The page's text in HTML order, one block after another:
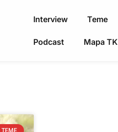
Interview Teme
Podcast Mapa TK
TEME